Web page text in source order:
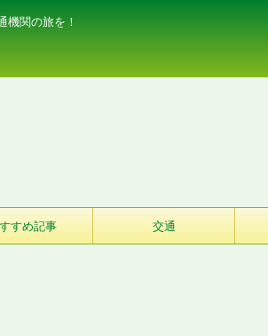
機関の旅を！
すめ記事 交通